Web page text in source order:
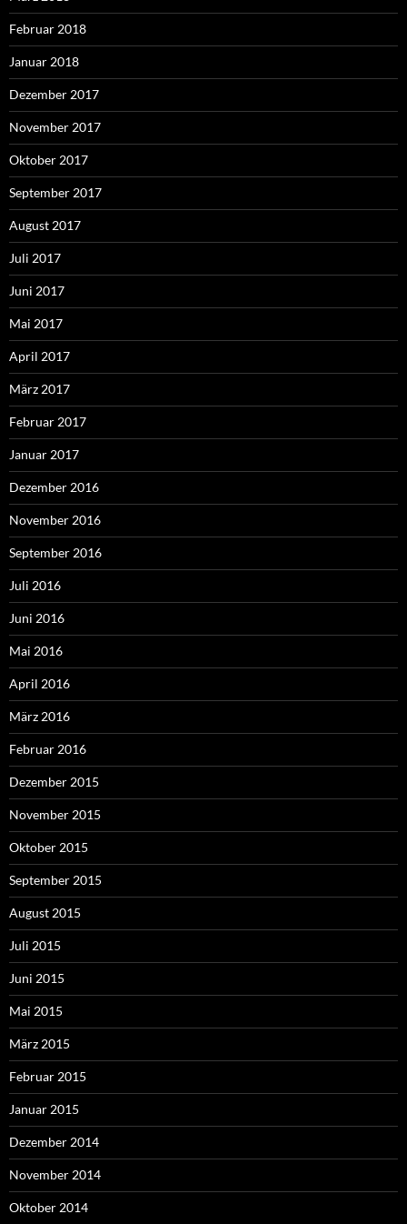
Februar 2018
Januar 2018
Dezember 2017
November 2017
Oktober 2017
September 2017
August 2017
Juli 2017
Juni 2017
Mai 2017
April 2017
März 2017
Februar 2017
Januar 2017
Dezember 2016
November 2016
September 2016
Juli 2016
Juni 2016
Mai 2016
April 2016
März 2016
Februar 2016
Dezember 2015
November 2015
Oktober 2015
September 2015
August 2015
Juli 2015
Juni 2015
Mai 2015
März 2015
Februar 2015
Januar 2015
Dezember 2014
November 2014
Oktober 2014